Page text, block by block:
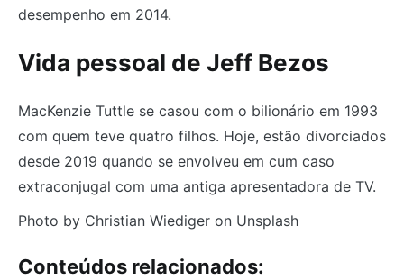
desempenho em 2014.
Vida pessoal de Jeff Bezos
MacKenzie Tuttle se casou com o bilionário em 1993
com quem teve quatro filhos. Hoje, estão divorciados
desde 2019 quando se envolveu em cum caso
extraconjugal com uma antiga apresentadora de TV.
Photo by Christian Wiediger on Unsplash
Conteúdos relacionados: